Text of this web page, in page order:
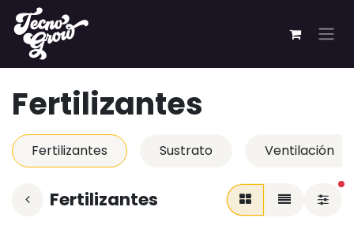
Ir al contenido
Fertilizantes
Fertilizantes Sustrato Ventilación
Fertilizantes